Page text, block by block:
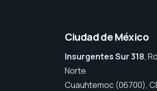
Ciudad de México
Insurgentes Sur 318,
Norte
Cuauhtemoc (06700),